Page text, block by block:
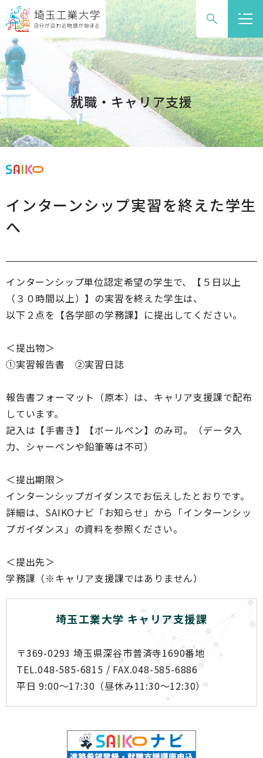
ロ
バ
ル
ナ
ゲ
ー
ョ
へ
文
ー
ル
ナ
ビ
ー
シ
ン
ッ
ー
へ
就職・キャリア支援
インターンシップ実習を終えた学生
へ
インターンシップ単位認定希望の学生で、【５日以上
（３０時間以上）】の実習を終えた学生は、
以下２点を【各学部の学務課】に提出してください。
＜提出物＞
①実習報告書 ②実習日誌
報告書フォーマット（原本）は、キャリア支援課で配布
しています。
記入は【手書き】【ボールペン】のみ可。（データ入
力、シャーペンや鉛筆等は不可）
＜提出期限＞
インターンシップガイダンスでお伝えしたとおりです。
詳細は、SAIKOナビ「お知らせ」から「インターンシッ
プガイダンス」の資料を参照ください。
＜提出先＞
学務課（※キャリア支援課ではありません）
埼玉工業大学 キャリア支援課
〒369-0293 埼玉県深谷市普済寺1690番地
TEL.048-585-6815 / FAX.048-585-6886
平日 9:00～17:30（昼休み11:30～12:30）